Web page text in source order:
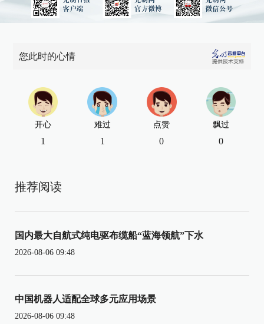
您此时的心情
开心
1
难过
1
点赞
0
飘过
0
推荐阅读
国内最大自航式纯电驱布缆船“蓝海领航”下水
2026-08-06 09:48
中国机器人适配全球多元应用场景
2026-08-06 09:48